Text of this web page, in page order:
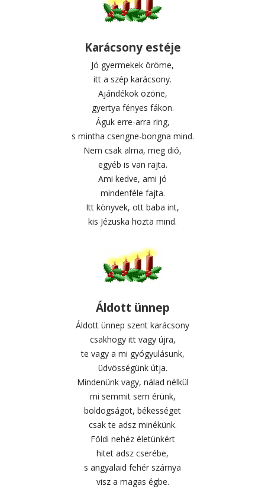
Karácsony estéje
Jó gyermekek öröme,
itt a szép karácsony.
Ajándékok özöne,
gyertya fényes fákon.
Águk erre-arra ring,
s mintha csengne-bongna mind.
Nem csak alma, meg dió,
egyéb is van rajta.
Ami kedve, ami jó
mindenféle fajta.
Itt könyvek, ott baba int,
kis Jézuska hozta mind.
Áldott ünnep
Áldott ünnep szent karácsony
csakhogy itt vagy újra,
te vagy a mi gyógyulásunk,
üdvösségünk útja.
Mindenünk vagy, nálad nélkül
mi semmit sem érünk,
boldogságot, békességet
csak te adsz minékünk.
Földi nehéz életünkért
hitet adsz cserébe,
s angyalaid fehér szárnya
visz a magas égbe.